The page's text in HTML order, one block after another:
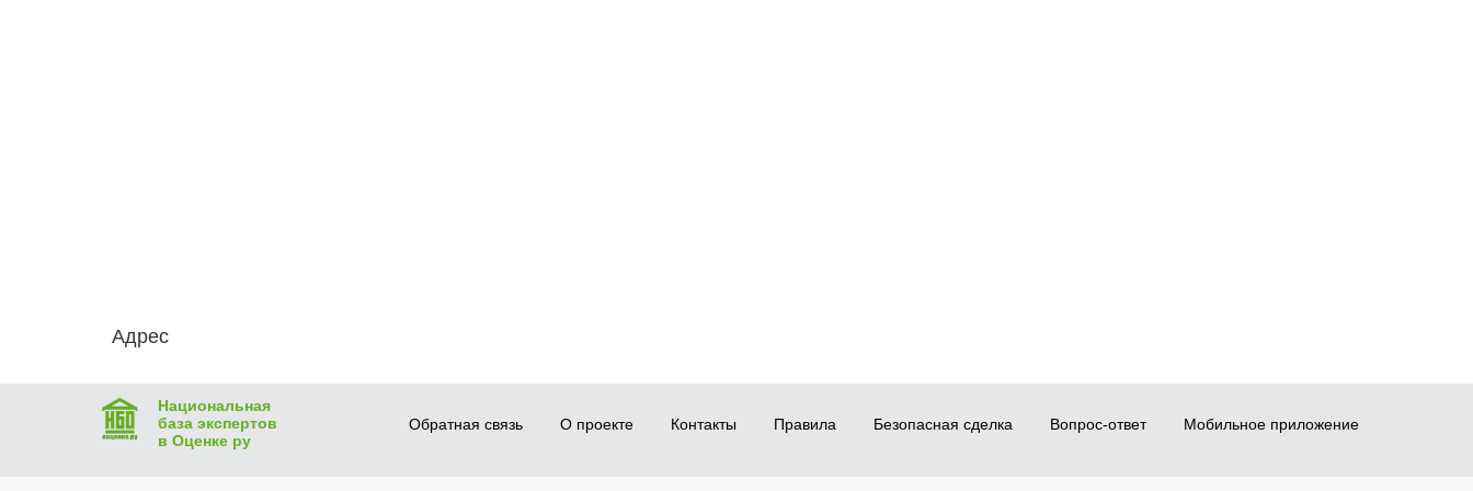
Адрес
Национальная
база экспертов
в Оценке ру
Обратная связь О проекте Контакты Правила Безопасная сделка Вопрос-ответ Мобильное приложение